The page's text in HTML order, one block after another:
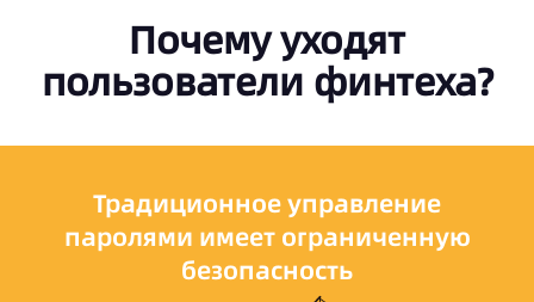
Почему уходят
пользователи финтеха?
Традиционное управление
паролями имеет ограниченную
безопасность